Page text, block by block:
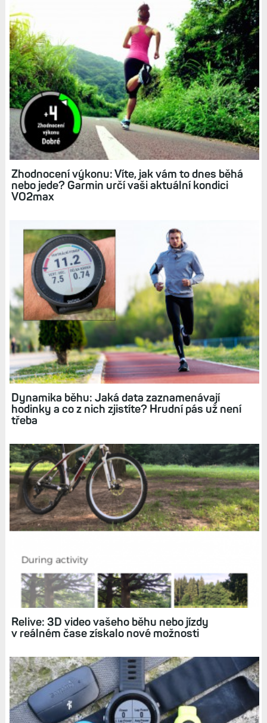
Související články
Zhodnocení výkonu: Víte, jak vám to dnes běhá
nebo jede? Garmin určí vaši aktuální kondici
VO2max
Dynamika běhu: Jaká data zaznamenávají
hodinky a co z nich zjistíte? Hrudní pás už není
třeba